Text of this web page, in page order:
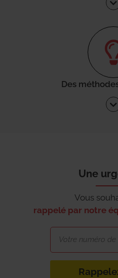
Des
Une
Vous
rappelé par notre